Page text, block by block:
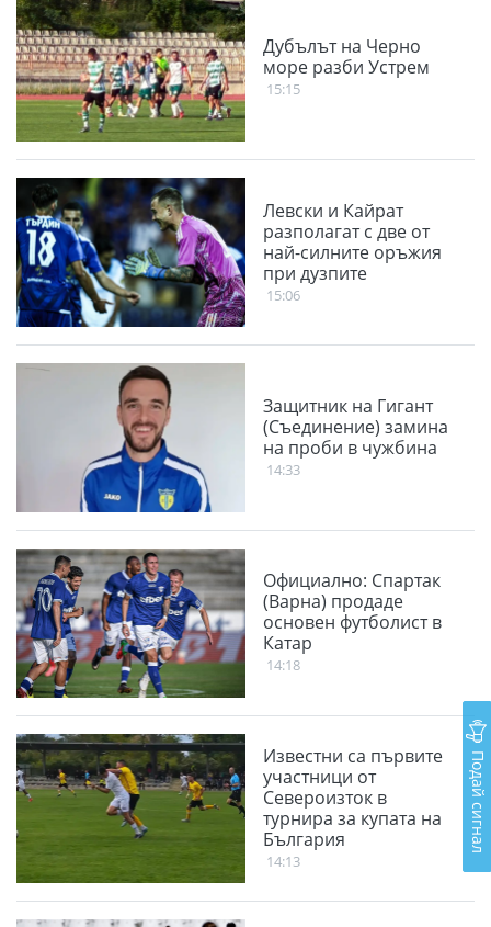
Дубълът на Черно
море разби Устрем
15:15
Левски и Кайрат
разполагат с две от
най-силните оръжия
при дузпите
15:06
Защитник на Гигант
(Съединение) замина
на проби в чужбина
14:33
Официално: Спартак
(Варна) продаде
основен футболист в
Катар
14:18
Известни са първите
участници от
Североизток в
турнира за купата на
България
14:13
Подай сигнал